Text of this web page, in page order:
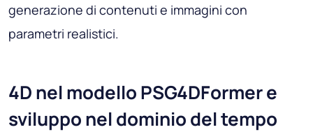
generazione di contenuti e immagini con
parametri realistici.
4D nel modello PSG4DFormer e
sviluppo nel dominio del tempo